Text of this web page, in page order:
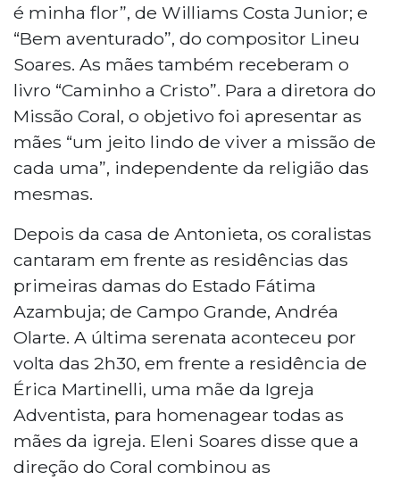
é minha flor”, de Williams Costa Junior; e
“Bem aventurado”, do compositor Lineu
Soares. As mães também receberam o
livro “Caminho a Cristo”. Para a diretora do
Missão Coral, o objetivo foi apresentar as
mães “um jeito lindo de viver a missão de
cada uma”, independente da religião das
mesmas.
Depois da casa de Antonieta, os coralistas
cantaram em frente as residências das
primeiras damas do Estado Fátima
Azambuja; de Campo Grande, Andréa
Olarte. A última serenata aconteceu por
volta das 2h30, em frente a residência de
Érica Martinelli, uma mãe da Igreja
Adventista, para homenagear todas as
mães da igreja. Eleni Soares disse que a
direção do Coral combinou as